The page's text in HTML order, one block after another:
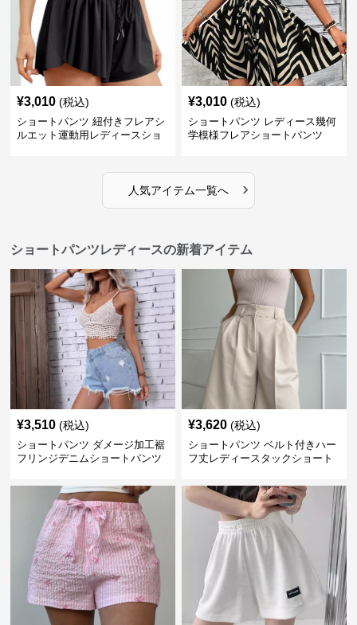
¥3,010 (税込)
ショートパンツ 紐付きフレアシ
ルエット運動用レディースショ
¥3,010 (税込)
ショートパンツ レディース幾何
学模様フレアショートパンツ
人気アイテム一覧へ ›
ショートパンツレディースの新着アイテム
¥3,510 (税込)
ショートパンツ ダメージ加工裾
フリンジデニムショートパンツ
¥3,620 (税込)
ショートパンツ ベルト付きハー
フ丈レディースタックショート